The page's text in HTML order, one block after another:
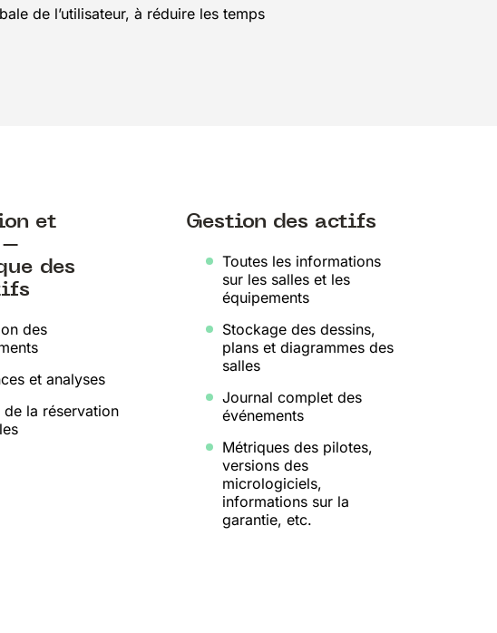
de l’utilisateur, à réduire les temps
et
–
des
des
et analyses
de la réservation
Gestion des actifs
Toutes les informations
sur les salles et les
équipements
Stockage des dessins,
plans et diagrammes des
salles
Journal complet des
événements
Métriques des pilotes,
versions des
micrologiciels,
informations sur la
garantie, etc.